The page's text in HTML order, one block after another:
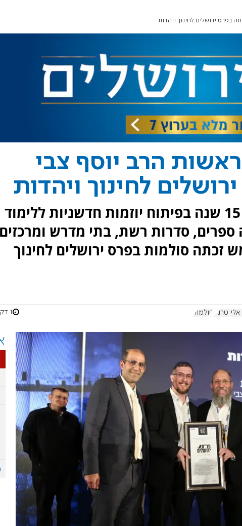
בפרס ירושלים לחינוך ויהדות
הרב יוסף צבי
לחינוך ויהדות
עמותת סולמות מתמחה מזה 15 שנה בפיתוח יוזמות חדשניות ללימוד
ספרים, סדרות רשת, בתי מדרש
זכתה סולמות בפרס ירושלים לחינוך
טרגין סולמות 1 דקות